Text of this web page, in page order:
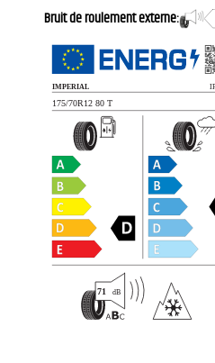
Bruit de roulement externe: